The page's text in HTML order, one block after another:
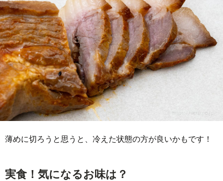
薄めに切ろうと思うと、冷えた状態の方が良いかもです！
実食！気になるお味は？